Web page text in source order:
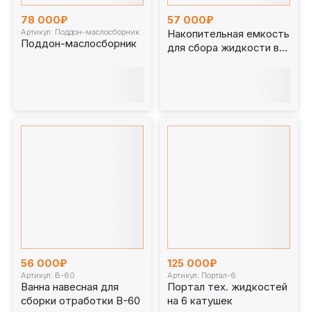
78 000₽
Артикул: Поддон-маслосборник
Поддон-маслосборник
57 000₽
Накопительная емкость
для сбора жидкости в
56 000₽
Артикул: В-60
Ванна навесная для
сборки отработки В-60
125 000₽
Артикул: Портал-6
Портал тех. жидкостей
на 6 катушек